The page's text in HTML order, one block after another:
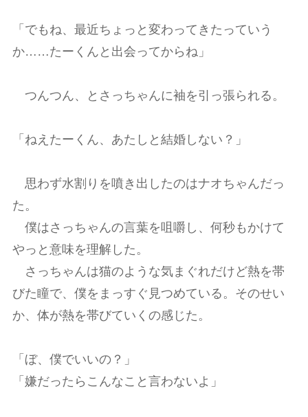
「でもね、最近ちょっと変わってきたっていう
か……たーくんと出会ってからね」
つんつん、とさっちゃんに袖を引っ張られる。
「ねえたーくん、あたしと結婚しない？」
思わず水割りを噴き出したのはナオちゃんだっ
た。
僕はさっちゃんの言葉を咀嚼し、何秒もかけて
やっと意味を理解した。
さっちゃんは猫のような気まぐれだけど熱を帯
びた瞳で、僕をまっすぐ見つめている。そのせい
か、体が熱を帯びていくの感じた。
「ぼ、僕でいいの？」
「嫌だったらこんなこと言わないよ」